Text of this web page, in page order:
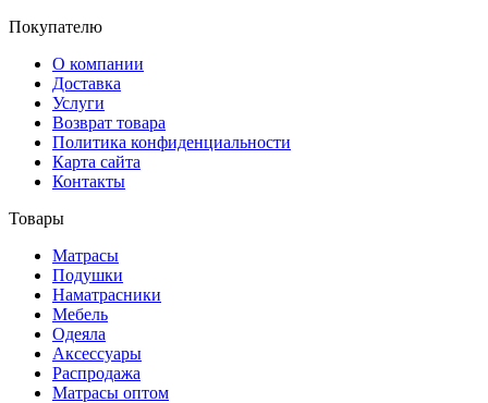
Покупателю
О компании
Доставка
Услуги
Возврат товара
Политика конфиденциальности
Карта сайта
Контакты
Товары
Матрасы
Подушки
Наматрасники
Мебель
Одеяла
Аксессуары
Распродажа
Матрасы оптом